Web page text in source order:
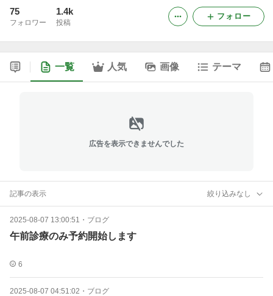
75
フォロワー
1.4k
投稿
フォロー
一覧 人気 画像 テーマ
広告を表示できませんでした
記事の表示 絞り込みなし
2025-08-07 13:00:51 ・ ブログ
午前診療のみ予約開始します
6
2025-08-07 04:51:02 ・ ブログ